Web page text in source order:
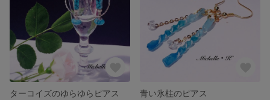
ターコイズのゆらゆらピアス
青い氷柱のピアス